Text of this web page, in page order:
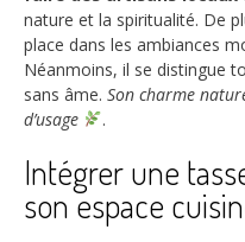
nature et la spiritualité. De
place dans les ambiances
Néanmoins, il se distingue
sans âme. Son charme
d’usage
.
Intégrer une
son espace